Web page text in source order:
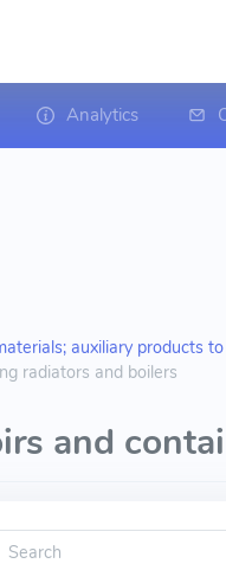
Analytics
auxiliary products
radiators and boilers
and